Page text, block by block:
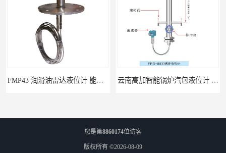
您是第8860174位访客
版权所有 ©2026-08-09